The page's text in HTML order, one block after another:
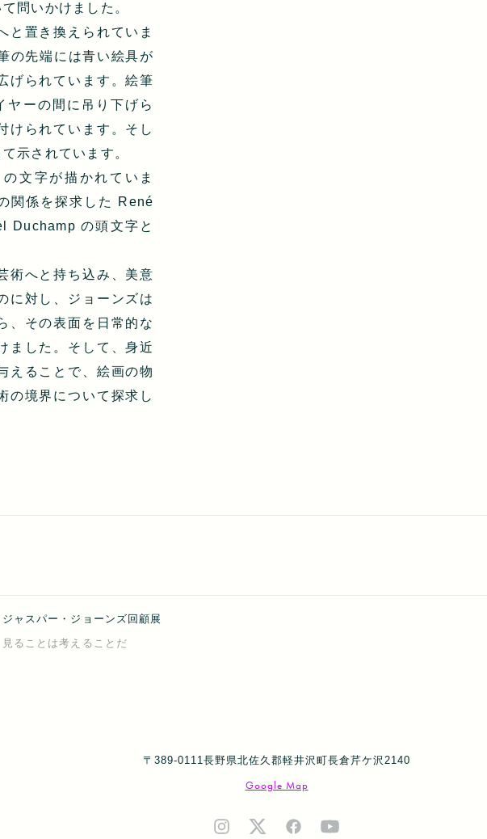
問いかけました。
と置き換えられていま
の先端には青い絵具が
げられています。絵筆
ヤーの間に吊り下げら
けられています。そし
示されています。
文字が描かれていま
関係を探求した René
Duchamp の頭文字と
術へと持ち込み、美意
に対し、ジョーンズは
、その表面を日常的な
ました。そして、身近
えることで、絵画の物
の境界について探求し
ジャスパー・ジョーンズ回顧展
見ることは考えることだ
〒389-0111長野県北佐久郡軽井沢町長倉芹ケ沢2140
Google Map